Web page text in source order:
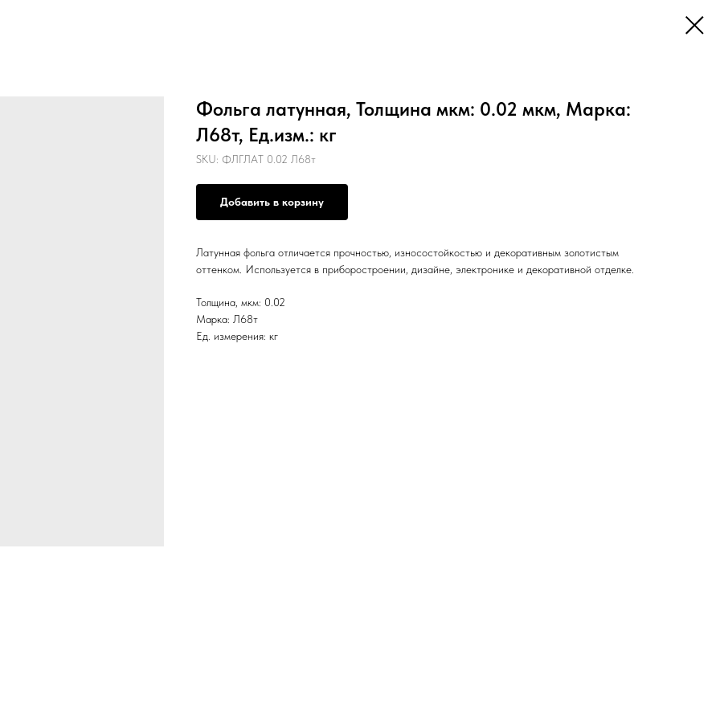
Фольга латунная, Толщина мкм: 0.02 мкм, Марка:
Л68т, Ед.изм.: кг
SKU: ФЛГЛАТ 0.02 Л68т
Добавить в корзину
Латунная фольга отличается прочностью, износостойкостью и декоративным золотистым
оттенком. Используется в приборостроении, дизайне, электронике и декоративной отделке.
Толщина, мкм: 0.02
Марка: Л68т
Ед. измерения: кг